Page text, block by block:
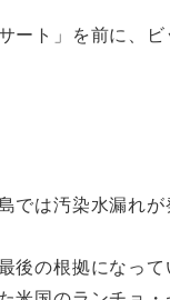
ート」を前に、
では汚染水漏れ
の根拠になっ